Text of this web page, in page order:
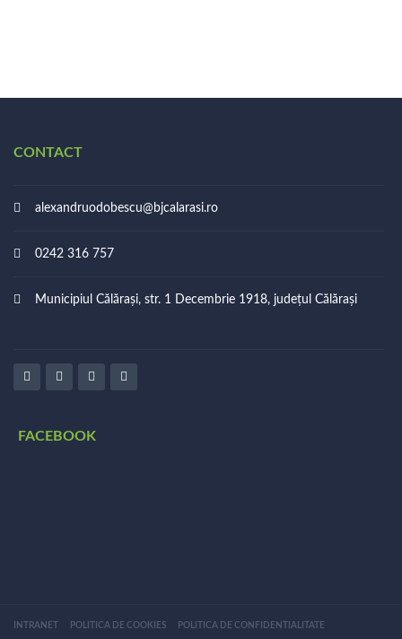
CONTACT
alexandruodobescu@bjcalarasi.ro
0242 316 757
Municipiul Călărași, str. 1 Decembrie 1918, județul Călărași
FACEBOOK
INTRANET POLITICA DE COOKIES POLITICA DE CONFIDENTIALITATE